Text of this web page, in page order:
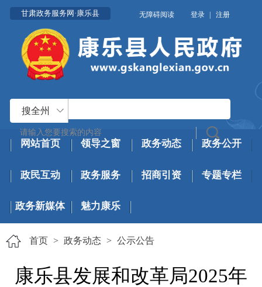
甘肃政务服务网·康乐县 无障碍阅读 登录 | 注册
搜全州
网站首页 领导之窗 政务动态 政务公开
政民互动 政务服务 招商引资 专题专栏
政务新媒体 魅力康乐
首页 > 政务动态 > 公示公告
康乐县发展和改革局2025年